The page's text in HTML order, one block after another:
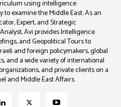
using intelligence
to examine the Middle East. As an
Expert, and Strategic
Avi provides Intelligence
and Geopolitical Tours to
and foreign policymakers, global
and a wide variety of international
and private clients on a
and Middle East Affairs.